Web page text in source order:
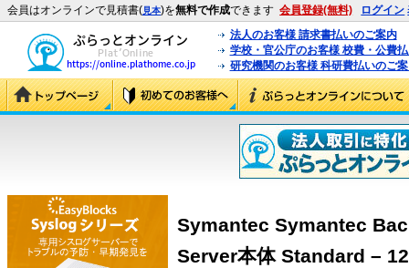
会員はオンラインで見積書(見本)を無料で作成できます 会員登録(無料) ログイン
法人のお客様 請求書払いのご案内
学校・官公庁のお客様 校費・公費
研究機関のお客様 科研費払いのご
Symantec Symantec
Server本体 Standard –